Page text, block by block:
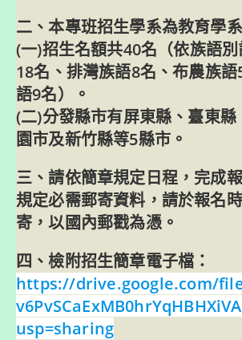
二、本專班招生學系為教育學
(一)招生名額共40名（依族語
18名、排灣族語8名、布農族
語9名）。
(二)分發縣市有屏東縣、臺東
園市及新竹縣等5縣市。
三、請依簡章規定日程，完成
規定必需郵寄資料，請於報名
寄，以國內郵戳為憑。
四、檢附招生簡章電子檔：
https://drive.google.com/
usp=sharing